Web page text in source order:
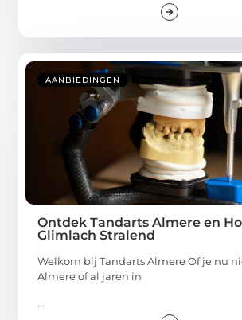
AANBIEDINGEN
Ontdek Tandarts Almere en
Glimlach Stralend
Welkom bij Tandarts Almere Of je nu
Almere of al jaren in
...